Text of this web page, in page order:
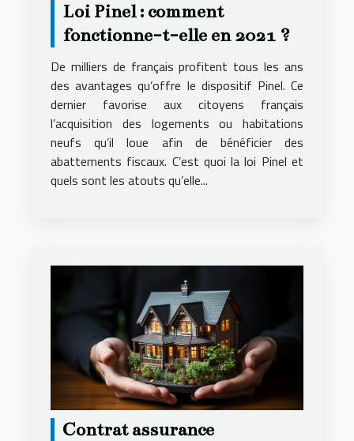
Loi Pinel : comment
fonctionne-t-elle en 2021 ?
De milliers de français profitent tous les ans
des avantages qu’offre le dispositif Pinel. Ce
dernier favorise aux citoyens français
l’acquisition des logements ou habitations
neufs qu’il loue afin de bénéficier des
abattements fiscaux. C’est quoi la loi Pinel et
quels sont les atouts qu’elle...
Contrat assurance